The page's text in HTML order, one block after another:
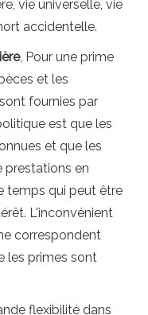
vie universelle, vie
accidentelle.
, Pour une prime
et les
fournies par
est que les
et que les
prestations en
temps qui peut être
L'inconvénient
correspondent
les primes sont
flexibilité dans